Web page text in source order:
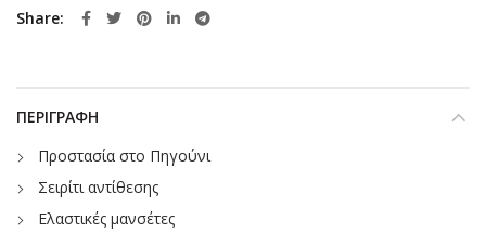
Share
ΠΕΡΙΓΡΑΦΉ
Προστασία στο Πηγούνι
Σειρίτι αντίθεσης
Ελαστικές μανσέτες